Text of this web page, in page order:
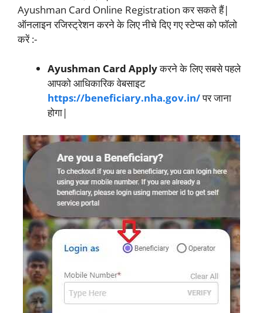
Ayushman Card Online Registration कर सकते हैं|
ऑनलाइन रजिस्ट्रेशन करने के लिए नीचे दिए गए स्टेप्स को फॉलो
करें :-
Ayushman Card Applyकरने के लिए सबसे पहले
आपको आधिकारिक वेबसाइट
https://beneficiary.nha.gov.in/पर जाना
होगा|